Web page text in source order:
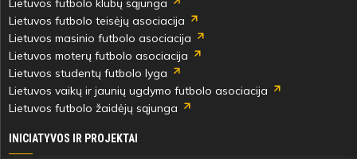
Lietuvos futbolo klubų sąjunga
Lietuvos futbolo teisėjų asociacija
Lietuvos masinio futbolo asociacija
Lietuvos moterų futbolo asociacija
Lietuvos studentų futbolo lyga
Lietuvos vaikų ir jaunių ugdymo futbolo asociacija
Lietuvos futbolo žaidėjų sąjunga
INICIATYVOS IR PROJEKTAI